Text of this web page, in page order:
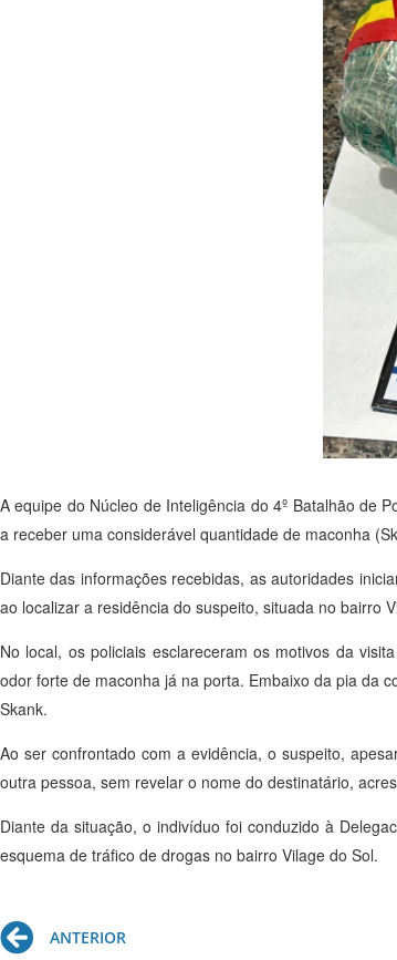
A equipe do Núcleo de Inteligência do 4º Batalhão de
a receber uma considerável quantidade de maconha
Diante das informações recebidas, as autoridades
ao localizar a residência do suspeito, situada no bairro
No local, os policiais esclareceram os motivos da
odor forte de maconha já na porta. Embaixo da pia da
Skank.
Ao ser confrontado com a evidência, o suspeito,
outra pessoa, sem revelar o nome do destinatário,
Diante da situação, o indivíduo foi conduzido à
esquema de tráfico de drogas no bairro Vilage do Sol.
Prev
ANTERIOR